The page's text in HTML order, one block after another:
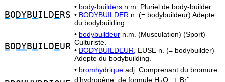
BO DYBUILD E RS
• body-builders n.m. Pluriel de body-builder.
• BODYBUILDER n. (= bodybuildeur) Adepte
du bodybuilding.
BO DYBUILD EUR
• bodybuildeur n.m. (Musculation) (Sport)
Culturiste.
• BODYBUILDEUR,
EUSE n. (= bodybuilder)
Adepte du bodybuilding.
• bromhydrique adj. Comprenant du bromure
d’hydrogène, de formule H O+ + Br-